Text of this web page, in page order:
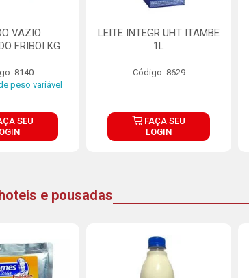
VAZIO
FRIBOI KG
8140
peso variável
SEU
LEITE INTEGR UHT ITAMBE
1L
Código: 8629
FAÇA SEU
LOGIN
e pousadas